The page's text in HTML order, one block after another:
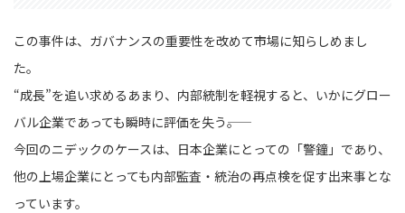
この事件は、ガバナンスの重要性を改めて市場に知らしめまし
た。
“成長”を追い求めるあまり、内部統制を軽視すると、いかにグロー
バル企業であっても瞬時に評価を失う――。
今回のニデックのケースは、日本企業にとっての「警鐘」であり、
他の上場企業にとっても内部監査・統治の再点検を促す出来事とな
っています。